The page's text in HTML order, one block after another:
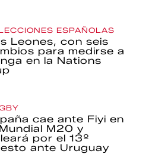
ESPAÑOLAS
Leones, con seis
para medirse a
en la Nations
cae ante Fiyi en
M20 y
por el 13º
ante Uruguay